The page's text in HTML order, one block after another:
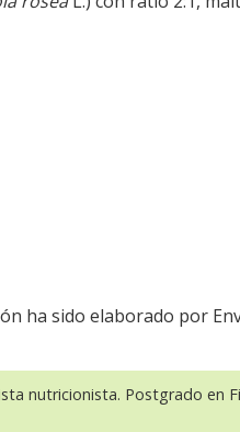
ha sido elaborado por
nutricionista. Postgrado en